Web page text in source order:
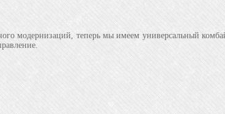
модернизаций, теперь мы имеем универсальный